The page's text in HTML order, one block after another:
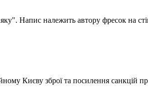
Напис належить автору фресок на
Києву зброї та посилення санкцій